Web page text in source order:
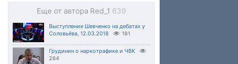
Еще от автора Red_1 639
Выступление Шевченко на дебатах у
Соловьёва, 12.03.2018
181
Грудинин о наркотрафике и ЧВК
264